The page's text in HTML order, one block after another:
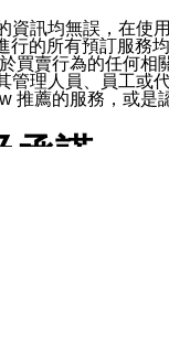
何企業官方帳號
訊均無誤，在
的所有預訂服務
買賣行為的任何
管理人員、員工
推薦的服務，或
承諾